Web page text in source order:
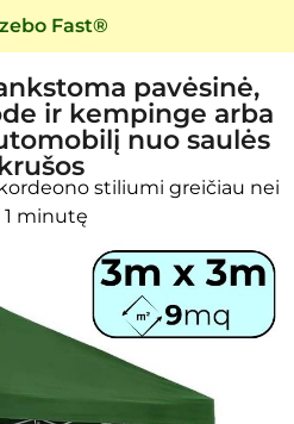
Fast®
pavėsinė,
ir kempinge arba
nuo saulės
stiliumi greičiau nei
1 minutę